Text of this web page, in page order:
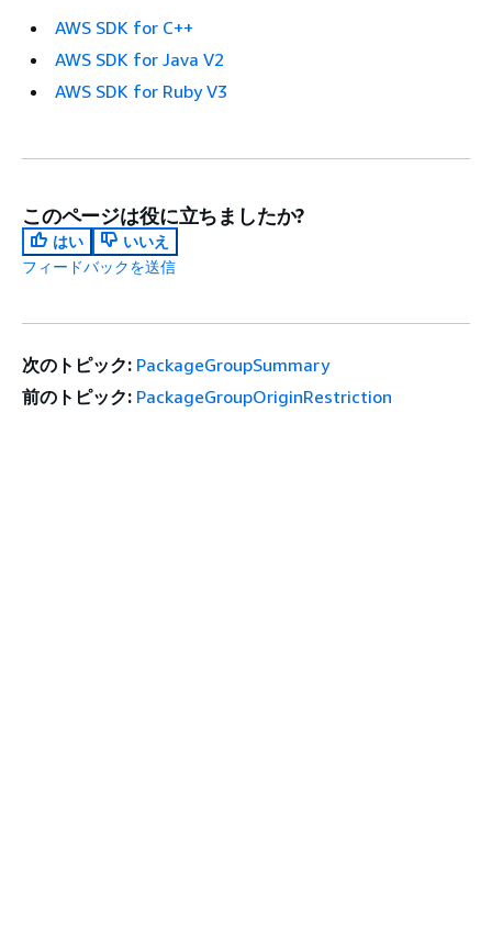
AWS SDK for C++
AWS SDK for Java V2
AWS SDK for Ruby V3
このページは役に立ちましたか?
はい
いいえ
フィードバックを送信
次のトピック: PackageGroupSummary
前のトピック: PackageGroupOriginRestriction